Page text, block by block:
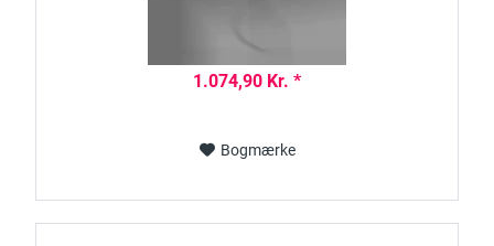
1.074,90 Kr. *
Bogmærke